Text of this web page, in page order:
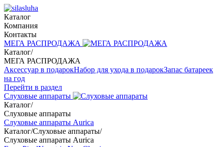
Каталог
Компания
Контакты
МЕГА РАСПРОДАЖА
Каталог/
МЕГА РАСПРОДАЖА
Аксессуар в подарокНабор для ухода в подарокЗапас батареек
на год
Перейти в раздел
Слуховые аппараты
Каталог/
Слуховые аппараты
Слуховые аппараты Aurica
Каталог/Слуховые аппараты/
Слуховые аппараты Aurica